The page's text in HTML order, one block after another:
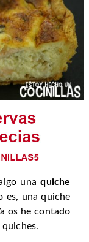
unaquiche
es, una quiche
os he contado